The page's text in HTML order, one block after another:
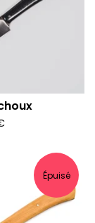
Épuisé